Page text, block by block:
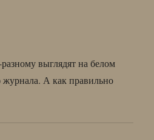
выглядят на белом
А как правильно